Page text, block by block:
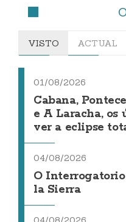
VISTO ACTUAL
01/08/2026
Cabana,
e A Laracha, os
ver a eclipse
04/08/2026
O Interrogatorio
la Sierra